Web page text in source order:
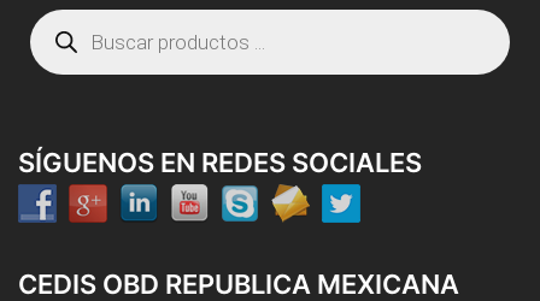
Búsqueda
de
productos
SÍGUENOS EN REDES SOCIALES
CEDIS OBD REPUBLICA MEXICANA